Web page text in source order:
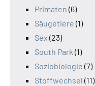
Primaten (6)
Säugetiere (1)
Sex (23)
South Park (1)
Soziobiologie (7)
Stoffwechsel (11)